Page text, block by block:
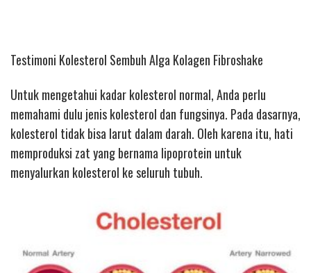
Testimoni Kolesterol Sembuh Alga Kolagen Fibroshake
Untuk mengetahui kadar kolesterol normal, Anda perlu
memahami dulu jenis kolesterol dan fungsinya. Pada dasarnya,
kolesterol tidak bisa larut dalam darah. Oleh karena itu, hati
memproduksi zat yang bernama lipoprotein untuk
menyalurkan kolesterol ke seluruh tubuh.